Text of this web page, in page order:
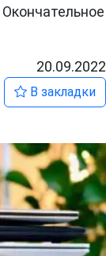
Окончательное
20.09.2022
В закладки